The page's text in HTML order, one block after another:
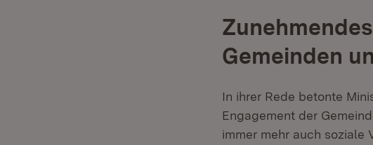
Gemeinden
In ihrer Rede betonte
Engagement der
immer mehr auch soziale